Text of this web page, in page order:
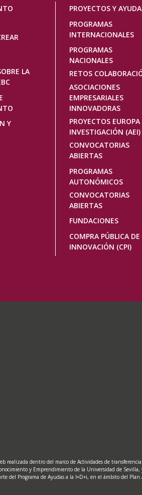
LA
Y
PROYECTOS Y
PROGRAMAS
INTERNACIONALES
PROGRAMAS
NACIONALES
RETOS
ASOCIACIONES
EMPRESARIALES
INNOVADORAS
PROYECTOS EUROPA
INVESTIGACIÓN (AEI)
CONVOCATORIAS
ABIERTAS
PROGRAMAS
AUTONÓMICOS
CONVOCATORIAS
ABIERTAS
FUNDACIONES
COMPRA PÚBLICA DE
INNOVACIÓN (CPI)
realizada dentro del marco de Actividades de
y Emprendimiento de la Universidad de
del Programa de Ayudas a la I+D+i, en el ámbito del